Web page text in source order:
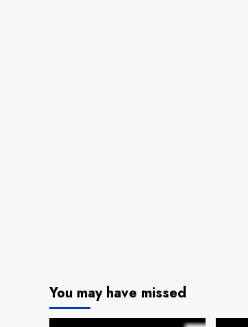
You may have missed